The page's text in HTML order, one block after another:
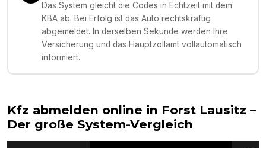
Das System gleicht die Codes in Echtzeit mit dem
KBA ab. Bei Erfolg ist das Auto rechtskräftig
abgemeldet. In derselben Sekunde werden Ihre
Versicherung und das Hauptzollamt vollautomatisch
informiert.
Kfz abmelden online in Forst Lausitz –
Der große System-Vergleich